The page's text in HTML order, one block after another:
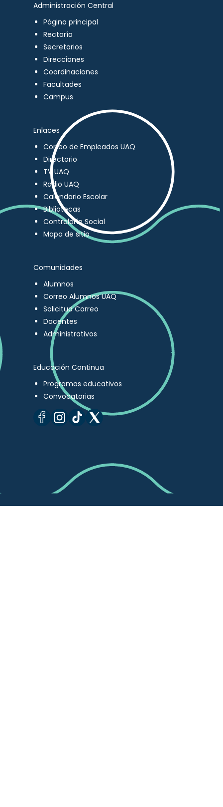
Administración Central
Página principal
Rectoría
Secretarios
Direcciones
Coordinaciones
Facultades
Campus
Enlaces
Correo de Empleados UAQ
Directorio
TV UAQ
Radio UAQ
Calendario Escolar
Bibliotecas
Contraloría Social
Mapa de sitio
Comunidades
Alumnos
Correo Alumnos UAQ
Solicitud Correo
Docentes
Administrativos
Educación Continua
Programas educativos
Convocatorias